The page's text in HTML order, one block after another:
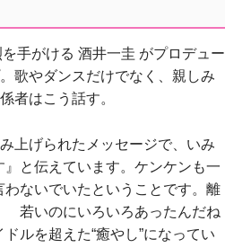
手がける 酒井一圭 がプロデュー
歌やダンスだけでなく、親しみ
者はこう話す。
上げられたメッセージで、いみ
と伝えています。ケンケンも一
ないでいたということです。離
若いのにいろいろあったんだね
ルを超えた“癒やし”になってい